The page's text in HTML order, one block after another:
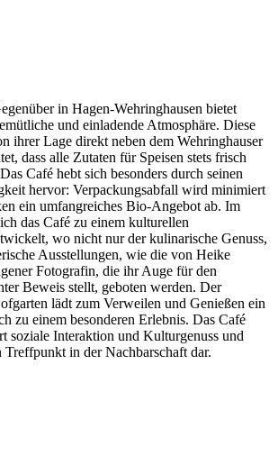
in Hagen-Wehringhausen bietet
und einladende Atmosphäre. Diese
ihrer Lage direkt neben dem Wehringhauser
dass alle Zutaten für Speisen stets frisch
Café hebt sich besonders durch seinen
hervor: Verpackungsabfall wird minimiert
ein umfangreiches Bio-Angebot ab. Im
das Café zu einem kulturellen
wo nicht nur der kulinarische Genuss,
Ausstellungen, wie die von Heike
Fotografin, die ihr Auge für den
Beweis stellt, geboten werden. Der
lädt zum Verweilen und Genießen ein
zu einem besonderen Erlebnis. Das Café
soziale Interaktion und Kulturgenuss und
in der Nachbarschaft dar.